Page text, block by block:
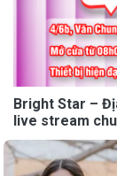
Bright Star –
live stream